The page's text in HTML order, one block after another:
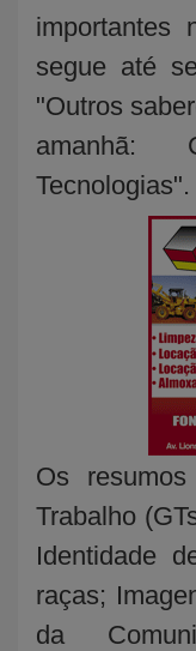
importantes
segue até
"Outros
amanhã:
Tecnologias".
Os
Trabalho
Identidade
raças;
da